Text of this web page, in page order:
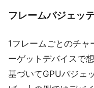
フレームバジェッ
1フレームごとのチャ
ーゲットデバイスで
基づいてGPUバジェ